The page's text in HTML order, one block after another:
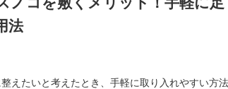
法
えたいと考えたとき、手軽に取り入れやすい方法